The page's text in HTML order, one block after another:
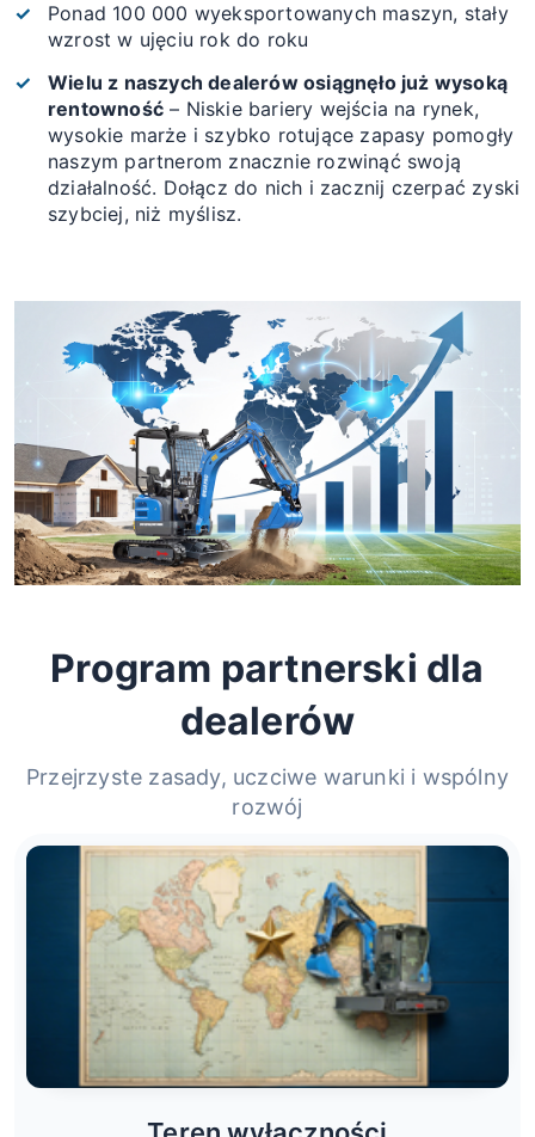
Ponad 100 000 wyeksportowanych maszyn, stały
wzrost w ujęciu rok do roku
Wielu z naszych dealerów osiągnęło już wysoką
rentowność – Niskie bariery wejścia na rynek,
wysokie marże i szybko rotujące zapasy pomogły
naszym partnerom znacznie rozwinąć swoją
działalność. Dołącz do nich i zacznij czerpać zyski
szybciej, niż myślisz.
Program partnerski dla
dealerów
Przejrzyste zasady, uczciwe warunki i wspólny
rozwój